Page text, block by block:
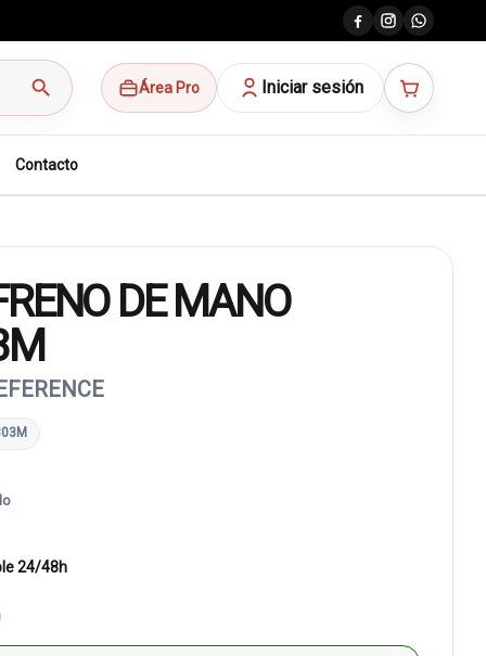
search Área Pro Iniciar sesión
Contacto
DE MANO
24/48h